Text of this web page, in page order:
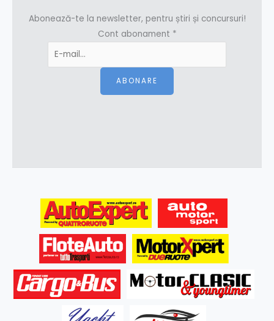
Abonează-te la newsletter, pentru știri și concursuri!
Cont abonament *
ABONARE